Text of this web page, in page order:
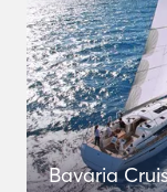
Bavaria